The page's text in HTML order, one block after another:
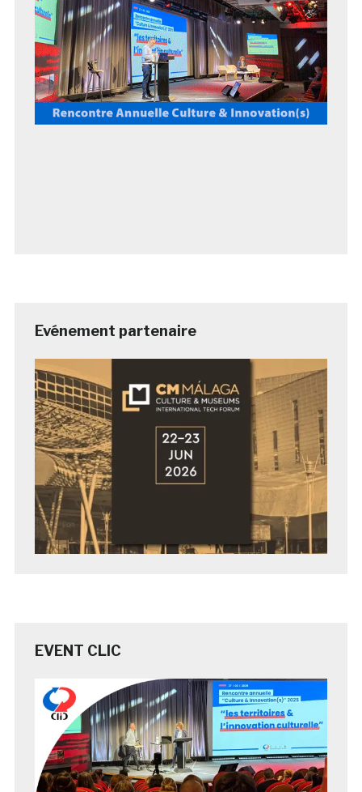
Evénement partenaire
EVENT CLIC